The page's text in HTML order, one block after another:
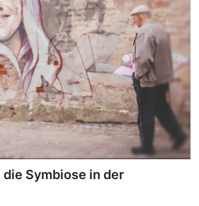
die Symbiose in der